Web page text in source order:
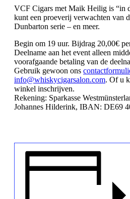
VCF Cigars met Maik Heilig is “in
kunt een proeverij verwachten van
Dunbarton serie – en meer.
Begin om 19 uur. Bijdrag 20,00€
Deelname aan het event alleen
voorafgaande betaling van de
Gebruik gewoon ons
info@whiskycigarsalon.com. Of u
winkel inschrijven.
Rekening: Sparkasse
Johannes Hilderink, IBAN: DE69